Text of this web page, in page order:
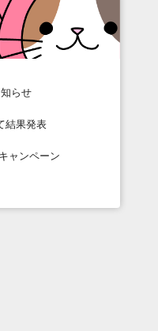
らせ
結果発表
ャンペーン